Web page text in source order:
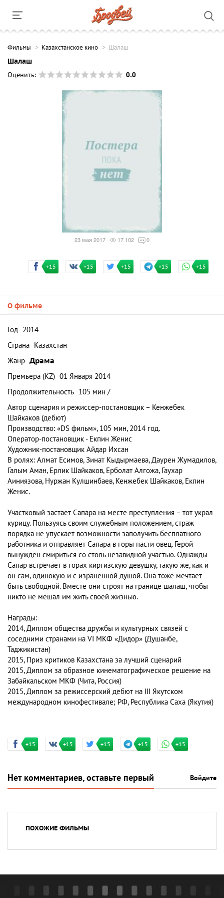
Фильмы Казахстанское кино Шалаш
Шалаш
Оценить:
0.0
23 мая 2017 17 102 0
+15 +15 +15 +15 +15
О фильме
Год 2014
Страна
Казахстан
Жанр Драма
Премьера (KZ) 01 Января 2014
Продолжительность 105 мин /
Автор сценария и режиссер-постановщик – Кенжебек
Шайкаков (дебют)
Производство: «DS фильм», 105 мин, 2014 год.
Оператор-постановщик - Екпин Женис
Художник-постановщик Айдар Ихсан
В ролях: Алмат Есимов, Зинат Кыдырмаева, Даурен Жумадилов,
Галым Аман, Ерлик Шайкаков, Ерболат Алгожа, Гаухар
Аиниязова, Нуржан Кулшинбаев, Кенжебек Шайкаков, Екпин
Женис.
Участковый застает Сапара на месте преступления – тот украл
курицу. Пользуясь своим служебным положением, страж
порядка не упускает возможности заполучить бесплатного
работника и отправляет Сапара в горы пасти овец. Герой
вынужден смириться со столь незавидной участью. Однажды
Сапар встречает в горах киргизскую девушку, такую же, как и
он сам, одинокую и с израненной душой. Она тоже мечтает
быть свободной. Вместе они строят на границе шалаш, чтобы
никто не мешал им жить своей жизнью.
Награды:
2014, Диплом общества дружбы и культурных связей с
соседними странами на VI МКФ «Дидор» (Душанбе,
Таджикистан)
2015, Приз критиков Казахстана за лучший сценарий
2015, Диплом за образное кинематографическое решение на
Забайкальском МКФ (Чита, Россия)
2015, Диплом за режиссерский дебют на III Якутском
международном кинофестивале; РФ, Республика Саха (Якутия)
+15 +15 +15 +15 +15
Нет комментариев, оставьте первый Войдите
ПОХОЖИЕ ФИЛЬМЫ